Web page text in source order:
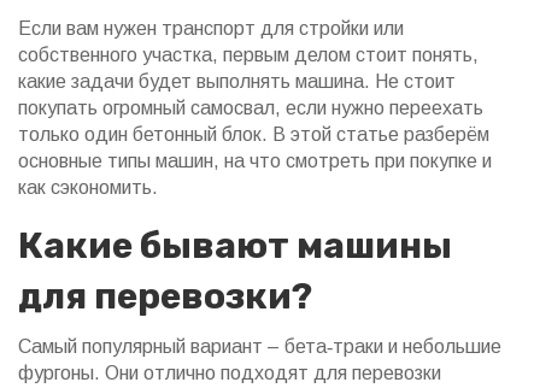
Если вам нужен транспорт для стройки или
собственного участка, первым делом стоит понять,
какие задачи будет выполнять машина. Не стоит
покупать огромный самосвал, если нужно переехать
только один бетонный блок. В этой статье разберём
основные типы машин, на что смотреть при покупке и
как сэкономить.
Какие бывают машины
для перевозки?
Самый популярный вариант – бета‑траки и небольшие
фургоны. Они отлично подходят для перевозки